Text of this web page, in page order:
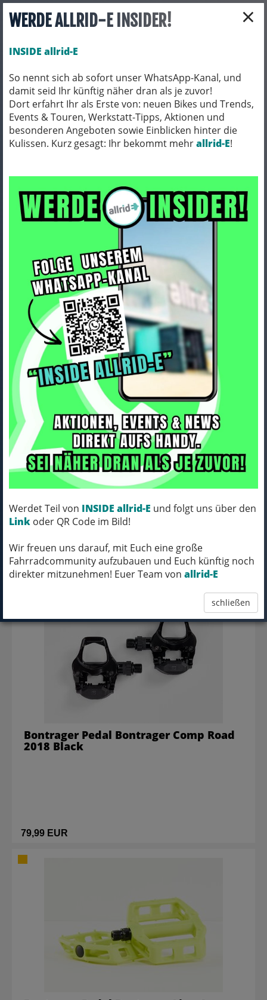
×
WERDE ALLRID-E INSIDER!
INSIDE allrid-E
So nennt sich ab sofort unser WhatsApp-Kanal, und
damit seid Ihr künftig näher dran als je zuvor!
Dort erfahrt Ihr als Erste von: neuen Bikes und Trends,
Events & Touren, Werkstatt-Tipps, Aktionen und
besonderen Angeboten sowie Einblicken hinter die
Kulissen. Kurz gesagt: Ihr bekommt mehrallrid-E!
Werdet Teil von INSIDE allrid-E und folgt uns über den
Link oder QR Code im Bild!
Wir freuen uns darauf, mit Euch eine große
Fahrradcommunity aufzubauen und Euch künftig noch
direkter mitzunehmen! Euer Team von allrid-E
schließen
Toggle navigation
FAHRRADTEILE PEDALE
Pedale
1 2
45 Ergebnisse
32,99 EUR
Bontrager Pedal Bontrager City Black
79,99 EUR
Bontrager Pedal Bontrager Comp Road
2018 Black